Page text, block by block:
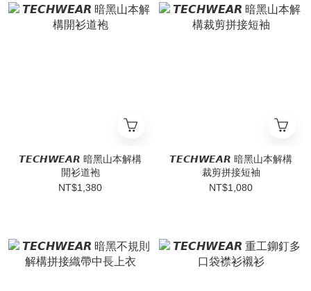
𝙏𝙀𝘾𝙃𝙒𝙀𝘼𝙍 暗黑山本解構
開衫道袍
NT$1,380
𝙏𝙀𝘾𝙃𝙒𝙀𝘼𝙍 暗黑山本解構
裁剪拼接短袖
NT$1,080